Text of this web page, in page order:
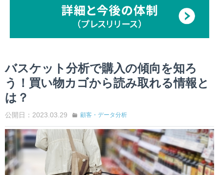
バスケット分析で購入の傾向を知ろ
う！買い物カゴから読み取れる情報と
は？
公開日：2023.03.29 顧客・データ分析